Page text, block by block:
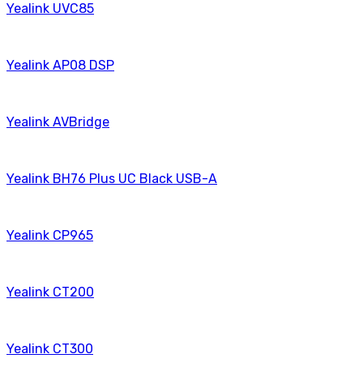
Yealink UVC85
Yealink AP08 DSP
Yealink AVBridge
Yealink BH76 Plus UC Black USB-A
Yealink CP965
Yealink CT200
Yealink CT300